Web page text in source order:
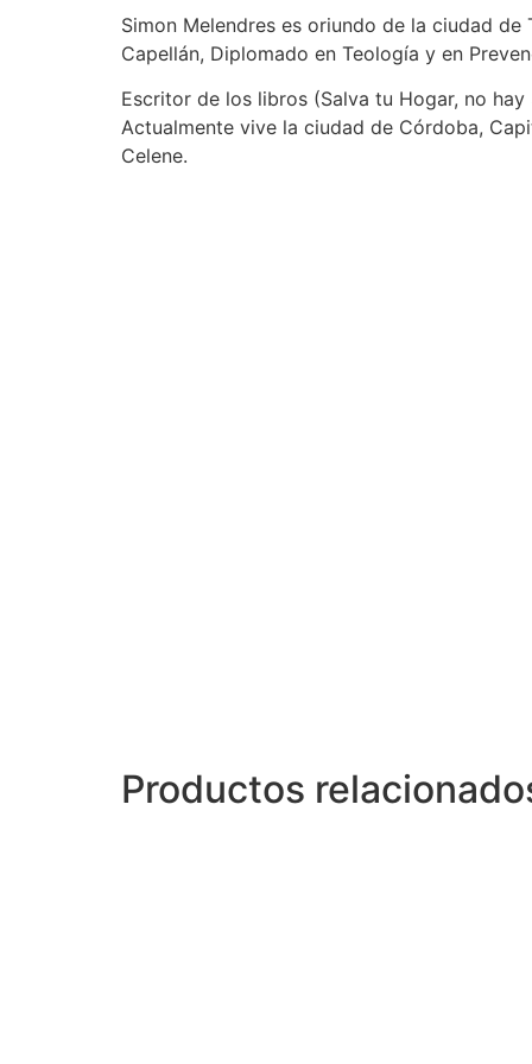
Simon Melendres es oriundo de la ciudad
Capellán, Diplomado en Teología y en
Escritor de los libros (Salva tu Hogar, no
Actualmente vive la ciudad de Córdoba,
Celene.
Productos